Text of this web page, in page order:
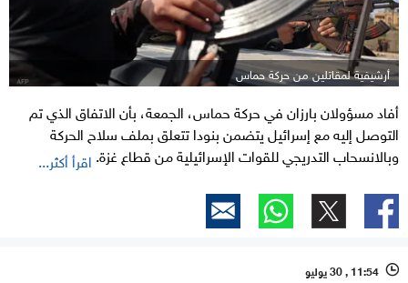
أرشيفية لمقاتلين من حركة حماس
أفاد مسؤولان بارزان في حركة حماس، الجمعة، بأن الاتفاق الذي تم
التوصل إليه مع إسرائيل يتضمن بنودا تتعلق بملف سلاح الحركة
وبالانسحاب التدريجي للقوات الإسرائيلية من قطاع غزة. اقرأ أكثر...
l 11:54 , 30 يوليو